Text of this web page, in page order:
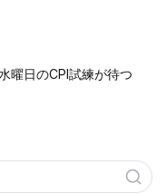
曜日のCPI試練が待つ